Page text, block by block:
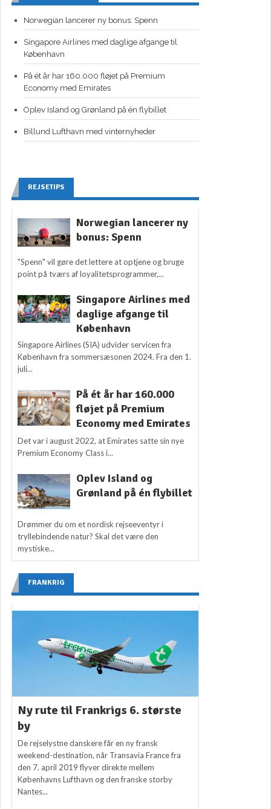
Norwegian lancerer ny bonus: Spenn
Singapore Airlines med daglige afgange til
København
På ét år har 160.000 fløjet på Premium
Economy med Emirates
Oplev Island og Grønland på én flybillet
Billund Lufthavn med vinternyheder
REJSETIPS
Norwegian lancerer ny
bonus: Spenn
"Spenn" vil gøre det lettere at optjene og bruge
point på tværs af loyalitetsprogrammer,...
Singapore Airlines med
daglige afgange til
København
Singapore Airlines (SIA) udvider servicen fra
København fra sommersæsonen 2024. Fra den 1.
juli...
På ét år har 160.000
fløjet på Premium
Economy med Emirates
Det var i august 2022, at Emirates satte sin nye
Premium Economy Class i...
Oplev Island og
Grønland på én flybillet
Drømmer du om et nordisk rejseeventyr i
tryllebindende natur? Skal det være den
mystiske...
FRANKRIG
Ny rute til Frankrigs 6. største
by
De rejselystne danskere får en ny fransk
weekend-destination, når Transavia France fra
den 7. april 2019 flyver direkte mellem
Københavns Lufthavn og den franske storby
Nantes...